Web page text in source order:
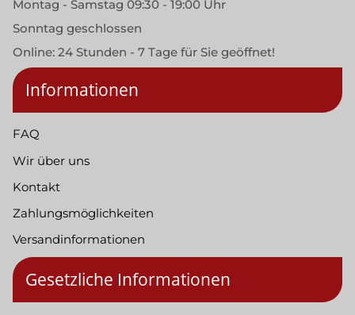
Montag - Samstag 09:30 - 19:00 Uhr
Sonntag geschlossen
Online: 24 Stunden - 7 Tage für Sie geöffnet!
Informationen
FAQ
Wir über uns
Kontakt
Zahlungsmöglichkeiten
Versandinformationen
Gesetzliche Informationen